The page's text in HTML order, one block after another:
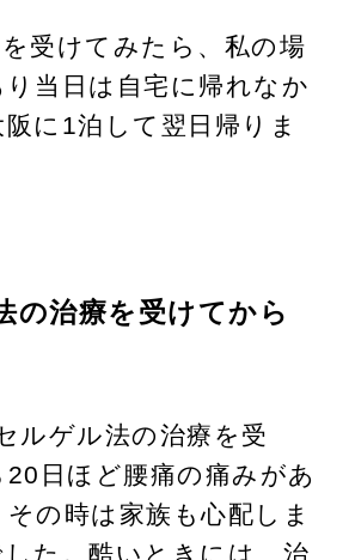
を受けてみたら、私の場
当日は自宅に帰れなか
に1泊して翌日帰りま
の治療を受けてから
ルゲル法の治療を受
日ほど腰痛の痛みがあ
の時は家族も心配しま
した。酷いときには、治